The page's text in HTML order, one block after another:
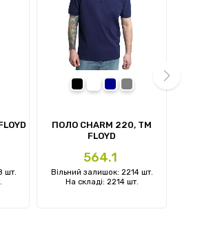
шт.
темно-синій
ПОЛО CHARM 220, TM
FLOYD
Ціна
564.1
Вільний залишок: 2214 шт.
На складі: 2214 шт.